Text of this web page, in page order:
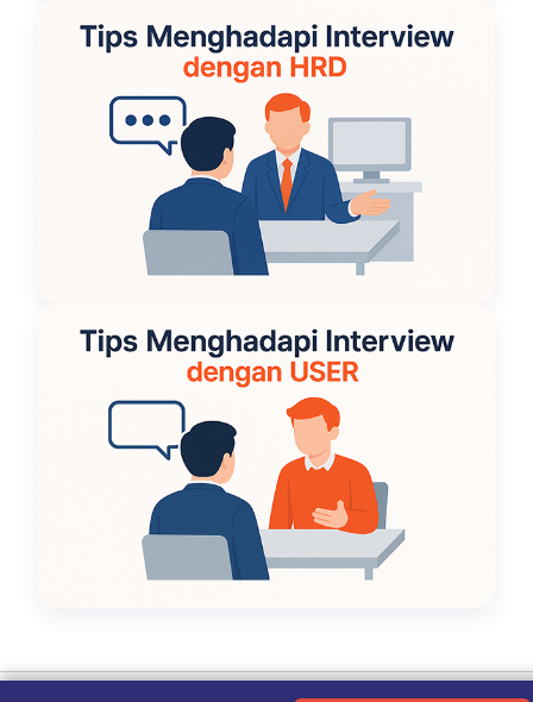
Kebijakan Privasi|Tentang Kami|